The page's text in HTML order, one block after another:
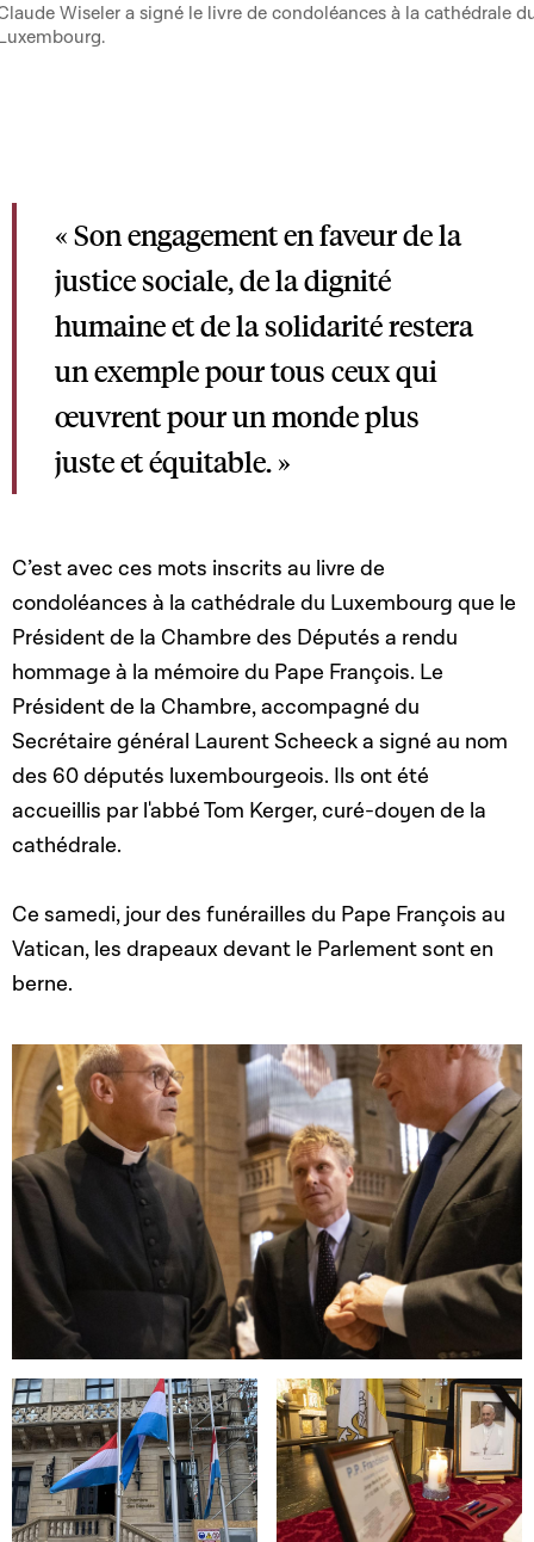
Wiseler a signé le livre de condoléances à la cathédrale
« Son engagement en faveur de la
justice sociale, de la dignité
humaine et de la solidarité restera
un exemple pour tous ceux qui
œuvrent pour un monde plus
juste et équitable. »
C’est avec ces mots inscrits au livre de
condoléances à la cathédrale du Luxembourg que le
Président de la Chambre des Députés a rendu
hommage à la mémoire du Pape François. Le
Président de la Chambre, accompagné du
Secrétaire général Laurent Scheeck a signé au nom
des 60 députés luxembourgeois. Ils ont été
accueillis par l'abbé Tom Kerger, curé-doyen de la
cathédrale.
Ce samedi, jour des funérailles du Pape François au
Vatican, les drapeaux devant le Parlement sont en
berne.
Open image in gallery